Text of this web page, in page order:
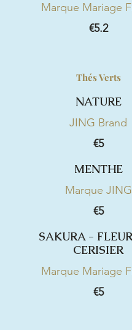
Marque Mariage
€5.2
Thés Verts
NATURE
JING Brand
€5
MENTHE
Marque JING
€5
SAKURA -
CERISIER
Marque Mariage
€5